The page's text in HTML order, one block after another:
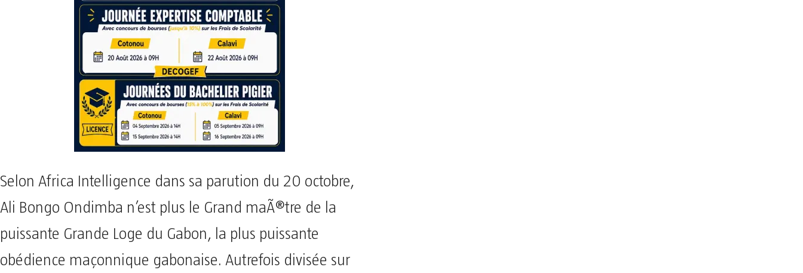
Selon Africa Intelligence dans sa parution du 20 octobre,
Ali Bongo Ondimba n’est plus le Grand maÃ®tre de la
puissante Grande Loge du Gabon, la plus puissante
obédience maçonnique gabonaise. Autrefois divisée sur